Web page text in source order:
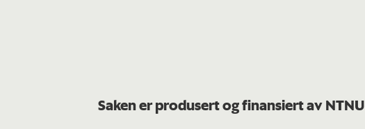
Saken er produsert og finansiert av NTNU